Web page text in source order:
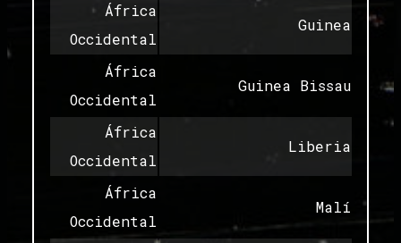
Guinea
África
Occidental
Guinea Bissau
África
Occidental
Liberia
África
Occidental
Malí
África
Occidental